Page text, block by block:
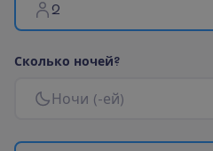
2
Сколько ночей?
Ночи (-ей)